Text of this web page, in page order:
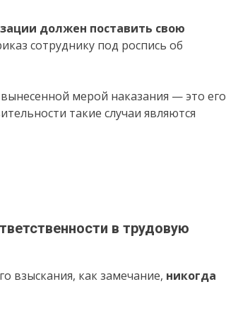
должен поставить свою
сотруднику под роспись об
мерой наказания — это его
такие случаи являются
в трудовую
взыскания, как замечание, никогда